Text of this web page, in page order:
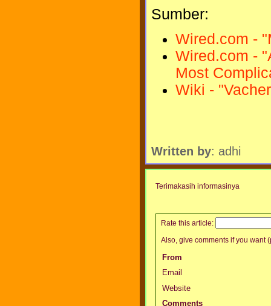
Sumber:
Wired.com -
Wired.com -
Most
Wiki -
Written by: adhi
Terimakasih informasinya
Rate this article:
Also, give comments if you want
From
Email
Website
Comments